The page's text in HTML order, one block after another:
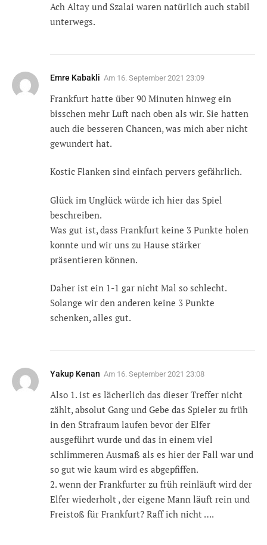
Ach Altay und Szalai waren natürlich auch stabil
unterwegs.
Emre Kabakli Am 16. September 2021 23:09
Frankfurt hatte über 90 Minuten hinweg ein
bisschen mehr Luft nach oben als wir. Sie hatten
auch die besseren Chancen, was mich aber nicht
gewundert hat.
Kostic Flanken sind einfach pervers gefährlich.
Glück im Unglück würde ich hier das Spiel
beschreiben.
Was gut ist, dass Frankfurt keine 3 Punkte holen
konnte und wir uns zu Hause stärker
präsentieren können.
Daher ist ein 1-1 gar nicht Mal so schlecht.
Solange wir den anderen keine 3 Punkte
schenken, alles gut.
Yakup Kenan Am 16. September 2021 23:08
Also 1. ist es lächerlich das dieser Treffer nicht
zählt, absolut Gang und Gebe das Spieler zu früh
in den Strafraum laufen bevor der Elfer
ausgeführt wurde und das in einem viel
schlimmeren Ausmaß als es hier der Fall war und
so gut wie kaum wird es abgepfiffen.
2. wenn der Frankfurter zu früh reinläuft wird der
Elfer wiederholt , der eigene Mann läuft rein und
Freistoß für Frankfurt? Raff ich nicht ….